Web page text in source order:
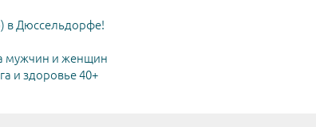
в Дюссельдорфе!
мужчин и женщин
и здоровье 40+